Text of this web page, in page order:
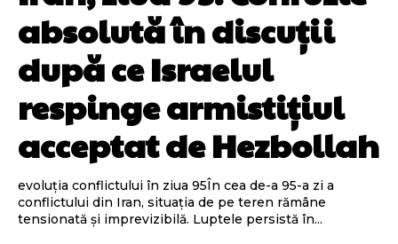
absolută în discuții
după ce Israelul
respinge armistițiul
acceptat de Hezbollah
evoluția conflictului în ziua 95În cea de-a 95-a zi a
conflictului din Iran, situația de pe teren rămâne
tensionată și imprevizibilă. Luptele persistă în...